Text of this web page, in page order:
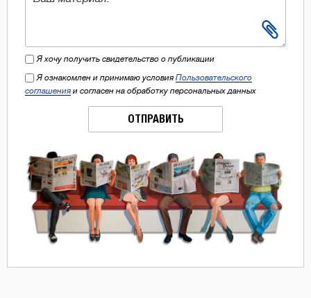
Я хочу получить свидетельство о публикации
Я ознакомлен и принимаю условия Пользовательского
соглашения и согласен на обработку персональных данных
ОТПРАВИТЬ